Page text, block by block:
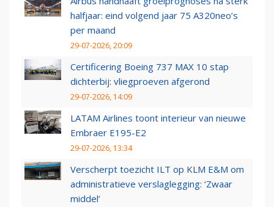
halfjaar: eind volgend jaar 75 A320neo’s
per maand
29-07-2026, 20:09
Certificering Boeing 737 MAX 10 stap
dichterbij: vliegproeven afgerond
29-07-2026, 14:09
LATAM Airlines toont interieur van nieuwe
Embraer E195-E2
29-07-2026, 13:34
Verscherpt toezicht ILT op KLM E&M om
administratieve verslaglegging: ‘Zwaar
middel’